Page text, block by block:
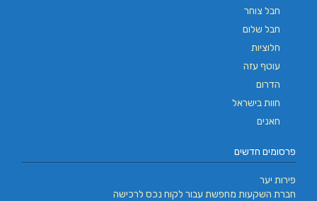
חבל צוחר
חבל שלום
חלוציות
עוטף עזה
הדרום
חוות בישראל
חאנים
פרסומים חדשים
פירות יער
חברת השקעות מחפשת עבור לקוח נכס לרכישה